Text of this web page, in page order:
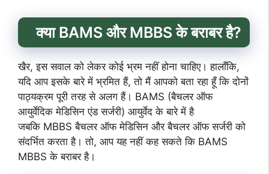
क्या BAMS और MBBS के बराबर है?
खैर, इस सवाल को लेकर कोई भ्रम नहीं होना चाहिए। हालाँकि,
यदि आप इसके बारे में भ्रमित हैं, तो मैं आपको बता रहा हूँ कि दोनों
पाठ्यक्रम पूरी तरह से अलग हैं। BAMS (बैचलर ऑफ
आयुर्वेदिक मेडिसिन एंड सर्जरी) आयुर्वेद के बारे में है
जबकि MBBS बैचलर ऑफ मेडिसिन और बैचलर ऑफ सर्जरी को
संदर्भित करता है। तो, आप यह नहीं कह सकते कि BAMS
MBBS के बराबर है।